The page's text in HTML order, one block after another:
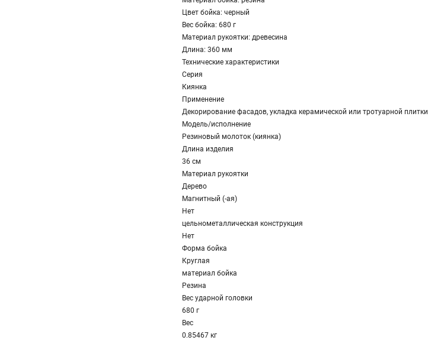
Цвет бойка: черный
Вес бойка: 680 г
Материал рукоятки: древесина
Длина: 360 мм
Технические характеристики
Серия
Киянка
Применение
Декорирование фасадов, укладка керамической или тротуарной плитки
Модель/исполнение
Резиновый молоток (киянка)
Длина изделия
36 см
Материал рукоятки
Дерево
Магнитный (-ая)
Нет
цельнометаллическая конструкция
Нет
Форма бойка
Круглая
материал бойка
Резина
Вес ударной головки
680 г
Вес
0.85467 кг